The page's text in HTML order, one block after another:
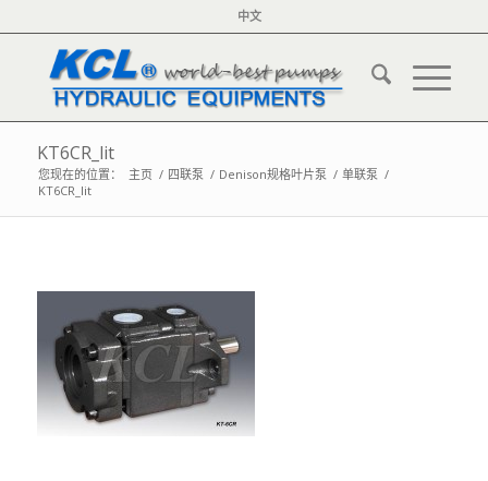
中文
KT6CR_lit
您现在的位置： 主页 / 四联泵 / Denison规格叶片泵 / 单联泵 /
KT6CR_lit